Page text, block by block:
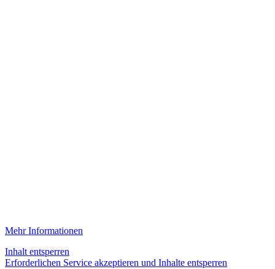
Mehr Informationen
Inhalt entsperren
Erforderlichen Service akzeptieren und Inhalte entsperren